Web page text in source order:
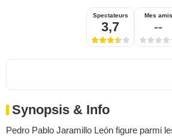
Spectateurs
3,7
Mes amis
--
Synopsis & Info
Pedro Pablo Jaramillo León figure parmi